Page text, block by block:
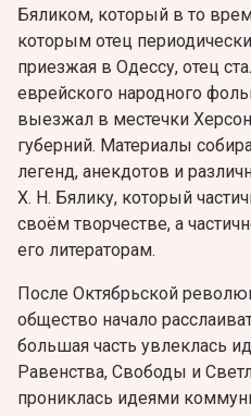
Бяликом, который в то
которым отец
приезжая в Одессу, отец
еврейского народного
выезжал в местечки
губерний. Материалы
легенд, анекдотов и
X. Н. Бялику, который
своём творчестве, а
его литераторам.
После Октябрьской
общество начало
большая часть увлеклась
Равенства, Свободы и
прониклась идеями